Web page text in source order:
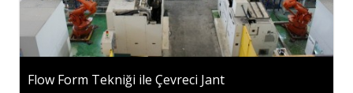
Flow Form Tekniği ile Çevreci Jant